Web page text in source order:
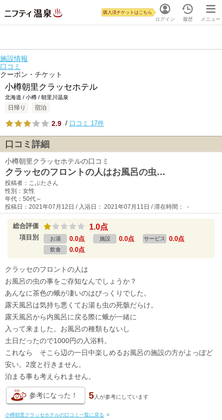
ログイン
購入済チケットはこちら
履歴 メニュー
施設情報
口コミ
クーポン・チケット
小樽朝里クラッセホテル
北海道 / 小樽 / 朝里川温泉
日帰り 宿泊
2.9 / 口コミ 17件
口コミ詳細
小樽朝里クラッセホテルの口コミ
クラッセのフロントの人はお風呂の虫…
投稿者：こぶたさん
性別：女性
年代：50代～
投稿日：2021年07月12日 / 入浴日： 2021年07月11日 / 滞在時間： -
総合評価 1.0点
項目別 お湯 0.0点 施設 0.0点 サービス 0.0点
飲食 0.0点
クラッセのフロントの人は
お風呂の虫の事をご存知なんでしょうか？
あんなに茶色の蛾が凄いのはびっくりでした。
露天風呂は気持ち悪くてお湯も虫の死骸だらけ。
露天風呂から内風呂に戻る際に蛾が一緒に
入って来ました。お風呂の種類もないし
土日だったので1000円の入浴料。
これなら そこら辺の一日中楽しめるお風呂の施設の方がよっぽど
安い。2度と行きません。
泊まる事も考えられません。
参考になった！ 5 人が参考にしています
小樽朝里クラッセホテルの口コミ一覧に戻る >